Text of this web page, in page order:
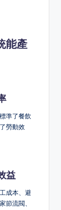
能產
準了餐飲
勞動效
益
成本、避
節流閥、